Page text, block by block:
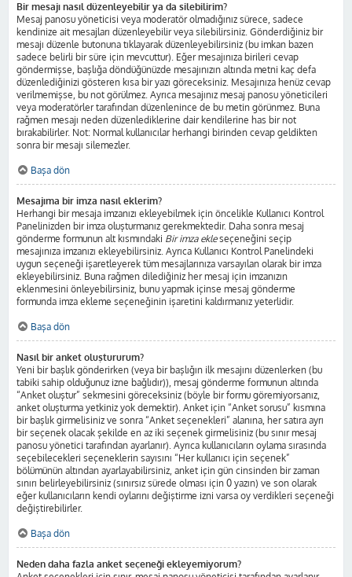
Bir mesajı nasıl düzenleyebilir ya da silebilirim?
Mesaj panosu yöneticisi veya moderatör olmadığınız sürece, sadece
kendinize ait mesajları düzenleyebilir veya silebilirsiniz. Gönderdiğiniz bir
mesajı düzenle butonuna tıklayarak düzenleyebilirsiniz (bu imkan bazen
sadece belirli bir süre için mevcuttur). Eğer mesajınıza birileri cevap
göndermişse, başlığa döndüğünüzde mesajınızın altında metni kaç defa
düzenlediğinizi gösteren kısa bir yazı göreceksiniz. Mesajınıza henüz cevap
verilmemişse, bu not görülmez. Ayrıca mesajınız mesaj panosu yöneticileri
veya moderatörler tarafından düzenlenince de bu metin görünmez. Buna
rağmen mesajı neden düzenlediklerine dair kendilerine has bir not
bırakabilirler. Not: Normal kullanıcılar herhangi birinden cevap geldikten
sonra bir mesajı silemezler.
Başa dön
Mesajıma bir imza nasıl eklerim?
Herhangi bir mesaja imzanızı ekleyebilmek için öncelikle Kullanıcı Kontrol
Panelinizden bir imza oluşturmanız gerekmektedir. Daha sonra mesaj
gönderme formunun alt kısmındaki Bir imza ekleseçeneğini seçip
mesajınıza imzanızı ekleyebilirsiniz. Ayrıca Kullanıcı Kontrol Panelindeki
uygun seçeneği işaretleyerek tüm mesajlarınıza varsayılan olarak bir imza
ekleyebilirsiniz. Buna rağmen dilediğiniz her mesaj için imzanızın
eklenmesini önleyebilirsiniz, bunu yapmak içinse mesaj gönderme
formunda imza ekleme seçeneğinin işaretini kaldırmanız yeterlidir.
Başa dön
Nasıl bir anket oluştururum?
Yeni bir başlık gönderirken (veya bir başlığın ilk mesajını düzenlerken (bu
tabiki sahip olduğunuz izne bağlıdır)), mesaj gönderme formunun altında
“Anket oluştur” sekmesini göreceksiniz (böyle bir formu göremiyorsanız,
anket oluşturma yetkiniz yok demektir). Anket için “Anket sorusu” kısmına
bir başlık girmelisiniz ve sonra “Anket seçenekleri” alanına, her satıra ayrı
bir seçenek olacak şekilde en az iki seçenek girmelisiniz (bu sınır mesaj
panosu yönetici tarafından ayarlanır). Ayrıca kullanıcıların oylama sırasında
seçebilecekleri seçeneklerin sayısını “Her kullanıcı için seçenek”
bölümünün altından ayarlayabilirsiniz, anket için gün cinsinden bir zaman
sınırı belirleyebilirsiniz (sınırsız sürede olması için 0 yazın) ve son olarak
eğer kullanıcıların kendi oylarını değiştirme izni varsa oy verdikleri seçeneği
değiştirebilirler.
Başa dön
Neden daha fazla anket seçeneği ekleyemiyorum?